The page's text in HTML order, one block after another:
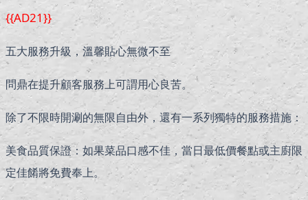
{{AD21}}
五大服務升級，溫馨貼心無微不至
問鼎在提升顧客服務上可謂用心良苦。
除了不限時開涮的無限自由外，還有一系列獨特的服務措施：
美食品質保證：如果菜品口感不佳，當日最低價餐點或主廚限
定佳餚將免費奉上。